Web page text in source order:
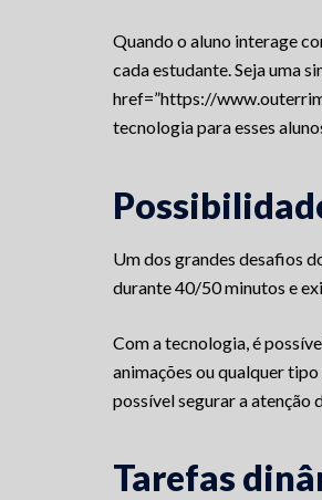
Quando o aluno interage
cada estudante. Seja uma
href=”https://
tecnologia para esses
Um dos grandes desafios
durante 40/50 minutos e
Com a tecnologia, é
animações ou qualquer
possível segurar a atenção
Tarefas